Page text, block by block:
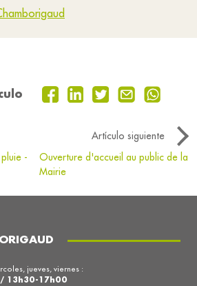
Artículo siguiente
-
Ouverture d'accueil au public de la
Mairie
jueves, viernes :
13h30-17h00